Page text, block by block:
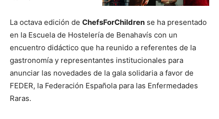
La octava edición de ChefsForChildren se ha presentado
en la Escuela de Hostelería de Benahavís con un
encuentro didáctico que ha reunido a referentes de la
gastronomía y representantes institucionales para
anunciar las novedades de la gala solidaria a favor de
FEDER, la Federación Española para las Enfermedades
Raras.